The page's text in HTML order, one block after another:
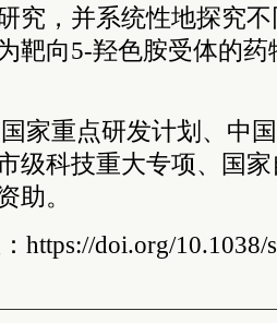
究，并系统性地探究
靶向5-羟色胺受体的
家重点研发计划、中
级科技重大专项、国
助。
https://doi.org/10.1038/